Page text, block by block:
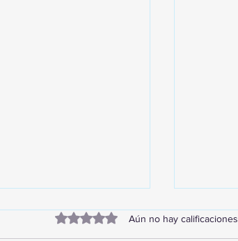
Obtuvo 0 de 5 estrellas.
Aún no hay calificaciones